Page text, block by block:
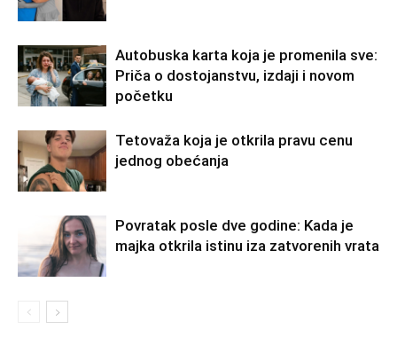
Autobuska karta koja je promenila sve:
Priča o dostojanstvu, izdaji i novom
početku
Tetovaža koja je otkrila pravu cenu
jednog obećanja
Povratak posle dve godine: Kada je
majka otkrila istinu iza zatvorenih vrata